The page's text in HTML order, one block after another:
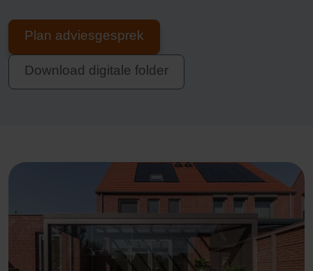
Plan adviesgesprek
Download digitale folder